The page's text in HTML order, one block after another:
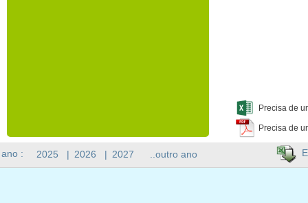
Precisa de
Precisa de
: 2025 | 2026 | 2027 ..outro ano